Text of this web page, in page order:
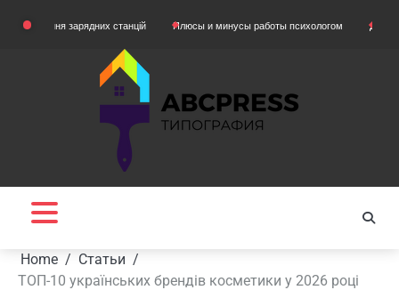
зарядних станцій Плюсы и минусы работы психологом Домашняя одежда
Home
Статьи
ТОП-10 українських брендів косметики у 2026 році